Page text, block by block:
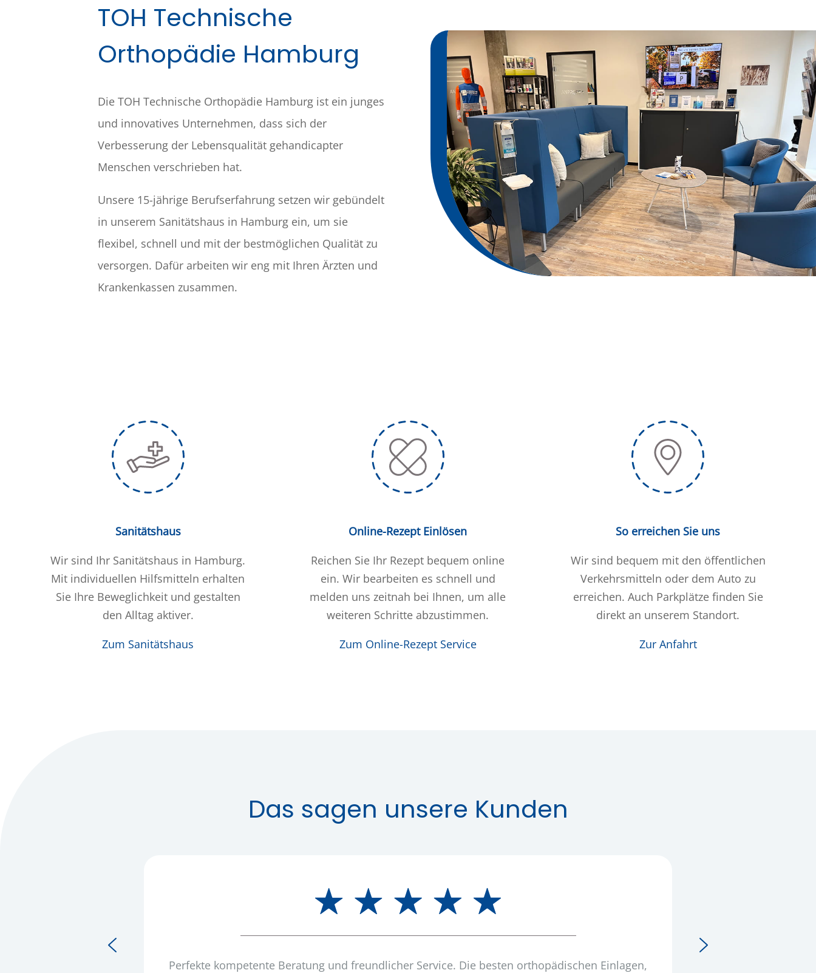
TOH Technische
Orthopädie Hamburg
Die TOH Technische Orthopädie Hamburg ist ein junges
und innovatives Unternehmen, dass sich der
Verbesserung der Lebensqualität gehandicapter
Menschen verschrieben hat.
Unsere 15-jährige Berufserfahrung setzen wir gebündelt
in unserem Sanitätshaus in Hamburg ein, um sie
flexibel, schnell und mit der bestmöglichen Qualität zu
versorgen. Dafür arbeiten wir eng mit Ihren Ärzten und
Krankenkassen zusammen.
Sanitätshaus
Wir sind Ihr Sanitätshaus in Hamburg.
Mit individuellen Hilfsmitteln erhalten
Sie Ihre Beweglichkeit und gestalten
den Alltag aktiver.
Zum Sanitätshaus
Online-Rezept Einlösen
Reichen Sie Ihr Rezept bequem online
ein. Wir bearbeiten es schnell und
melden uns zeitnah bei Ihnen, um alle
weiteren Schritte abzustimmen.
Zum Online-Rezept Service
So erreichen Sie uns
Wir sind bequem mit den öffentlichen
Verkehrsmitteln oder dem Auto zu
erreichen. Auch Parkplätze finden Sie
direkt an unserem Standort.
Zur Anfahrt
Das sagen unsere Kunden
Perfekte kompetente Beratung und freundlicher Service. Die besten orthopädischen Einlagen,